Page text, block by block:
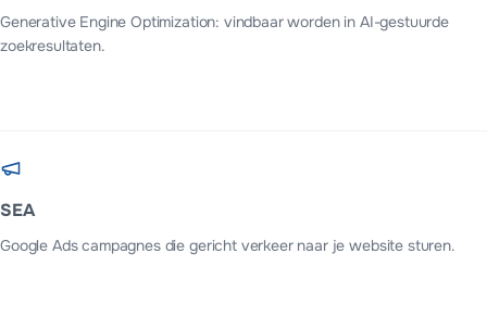
Generative Engine Optimization: vindbaar worden in AI-gestuurde
zoekresultaten.
SEA
Google Ads campagnes die gericht verkeer naar je website sturen.